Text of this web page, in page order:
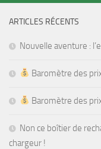
ARTICLES RÉCENTS
Nouvelle aventure :
Baromètre des
Baromètre des
Non ce boîtier de
chargeur !